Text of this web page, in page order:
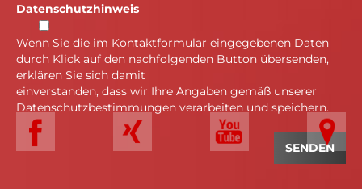
Datenschutzhinweis
Wenn Sie die im Kontaktformular eingegebenen Daten
durch Klick auf den nachfolgenden Button übersenden,
erklären Sie sich damit
einverstanden, dass wir Ihre Angaben gemäß unserer
Datenschutzbestimmungen verarbeiten und speichern.